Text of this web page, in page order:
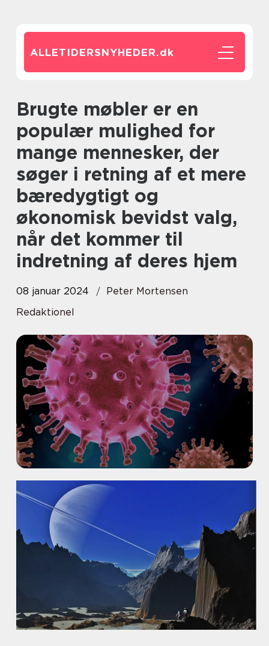
ALLETIDERSNYHEDER.dk
Brugte møbler er en
populær mulighed for
mange mennesker, der
søger i retning af et mere
bæredygtigt og
økonomisk bevidst valg,
når det kommer til
indretning af deres hjem
08 januar 2024
Peter Mortensen
Redaktionel